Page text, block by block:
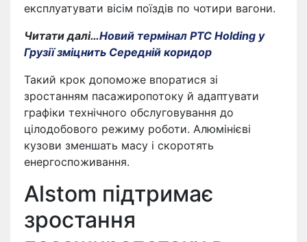
експлуатувати вісім поїздів по чотири вагони.
Читати далі…Новий термінал PTC Holding у
Грузії зміцнить Середній коридор
Такий крок допоможе впоратися зі
зростанням пасажиропотоку й адаптувати
графіки технічного обслуговування до
цілодобового режиму роботи. Алюмінієві
кузови зменшать масу і скоротять
енергоспоживання.
Alstom підтримає
зростання